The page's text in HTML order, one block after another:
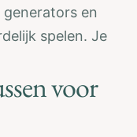
en
spelen. Je
voor